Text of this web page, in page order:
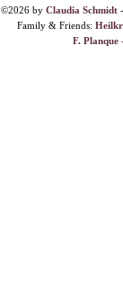
©2026 by Claudia Schmidt
Family & Friends:
F. Planque